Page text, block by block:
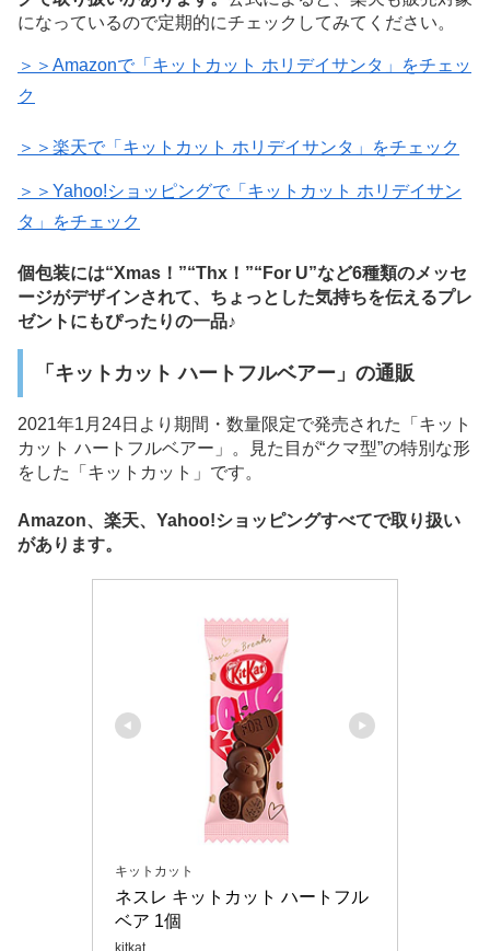
になっているので定期的にチェックしてみてください。
＞＞Amazonで「キットカット ホリデイサンタ」をチェッ
ク
＞＞楽天で「キットカット ホリデイサンタ」をチェック
＞＞Yahoo!ショッピングで「キットカット ホリデイサン
タ」をチェック
個包装には“Xmas！”“Thx！”“For U”など6種類のメッセ
ージがデザインされて、ちょっとした気持ちを伝えるプレ
ゼントにもぴったりの一品♪
「キットカット ハートフルベアー」の通販
2021年1月24日より期間・数量限定で発売された「キット
カット ハートフルベアー」。見た目が“クマ型”の特別な形
をした「キットカット」です。
Amazon、楽天、Yahoo!ショッピングすべてで取り扱い
があります。
キットカット
ネスレ キットカット ハートフル
ベア 1個
kitkat